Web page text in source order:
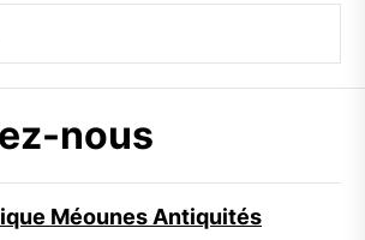
nous
Méounes Antiquités